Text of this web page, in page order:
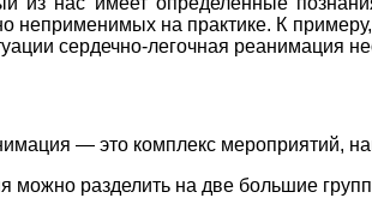
неприменимых на практике. К
сердечно-легочная реанимация
— это комплекс мероприятий,
можно разделить на две большие